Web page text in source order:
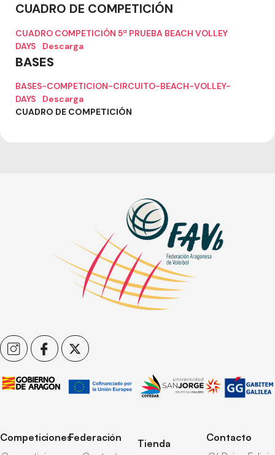
CUADRO DE COMPETICIÓN
CUADRO COMPETICIÓN 5ª PRUEBA BEACH VOLLEY
DAYS
Descarga
BASES
BASES-COMPETICION-CIRCUITO-BEACH-VOLLEY-
DAYS
Descarga
CUADRO DE COMPETICIÓN
CompeticionesFederación
Tienda
Contacto